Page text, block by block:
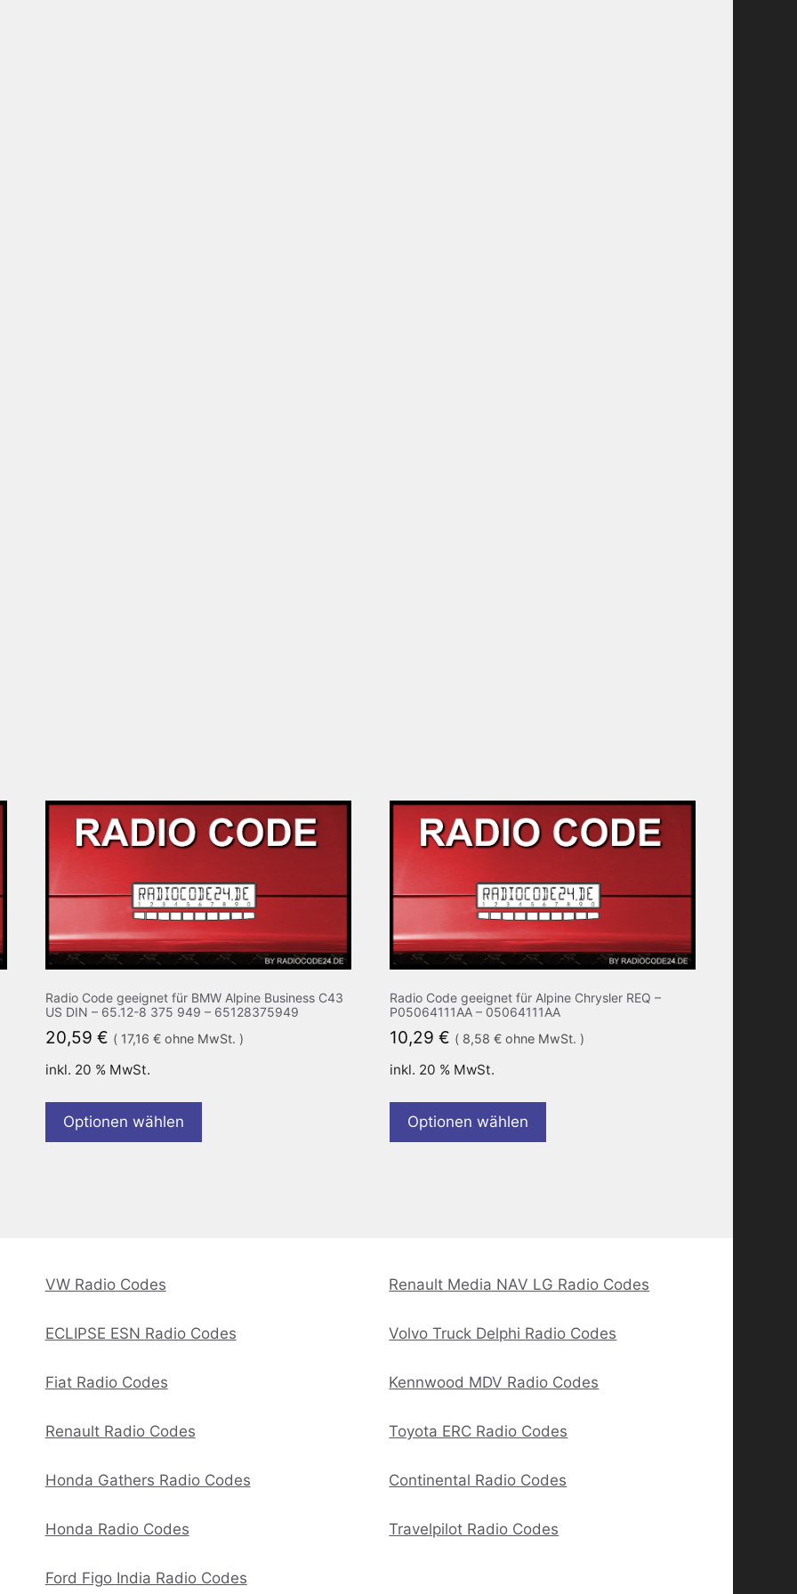
Radio Code geeignet für BMW Alpine Business C43
US DIN – 65.12-8 375 949 – 65128375949
20,59 € ( 17,16 €ohne MwSt. )
inkl. 20 % MwSt.
Optionen wählen
Radio Code geeignet für Alpine Chrysler REQ –
P05064111AA – 05064111AA
10,29 € ( 8,58 €ohne MwSt. )
inkl. 20 % MwSt.
Optionen wählen
VW Radio Codes
ECLIPSE ESN Radio Codes
Fiat Radio Codes
Renault Radio Codes
Honda Gathers Radio Codes
Honda Radio Codes
Ford Figo India Radio Codes
Renault Media NAV LG Radio Codes
Volvo Truck Delphi Radio Codes
Kennwood MDV Radio Codes
Toyota ERC Radio Codes
Continental Radio Codes
Travelpilot Radio Codes